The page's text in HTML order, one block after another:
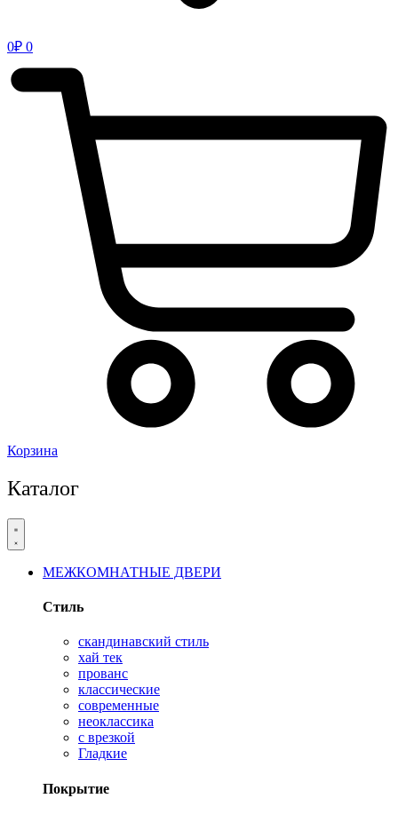
0₽ 0
Корзина
Каталог
МЕЖКОМНАТНЫЕ ДВЕРИ
Стиль
скандинавский стиль
хай тек
прованс
классические
современные
неоклассика
с врезкой
Гладкие
Покрытие